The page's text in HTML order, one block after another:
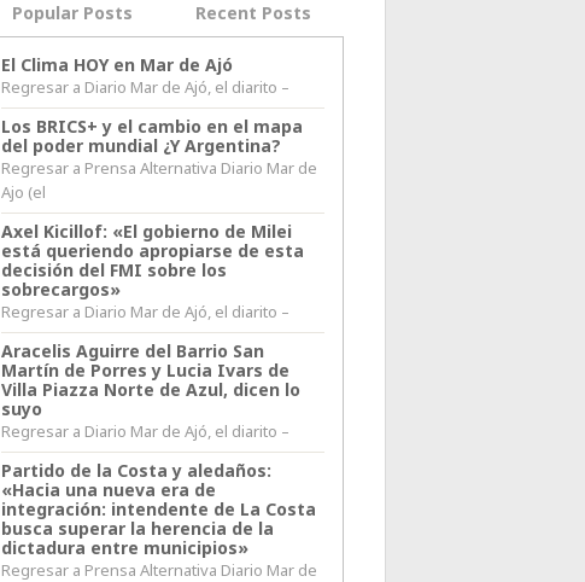
Popular Posts Recent Posts
El Clima HOY en Mar de Ajó
Regresar a Diario Mar de Ajó, el diarito –
Los BRICS+ y el cambio en el mapa
del poder mundial ¿Y Argentina?
Regresar a Prensa Alternativa Diario Mar de
Ajo (el
Axel Kicillof: «El gobierno de Milei
está queriendo apropiarse de esta
decisión del FMI sobre los
sobrecargos»
Regresar a Diario Mar de Ajó, el diarito –
Aracelis Aguirre del Barrio San
Martín de Porres y Lucia Ivars de
Villa Piazza Norte de Azul, dicen lo
suyo
Regresar a Diario Mar de Ajó, el diarito –
Partido de la Costa y aledaños:
«Hacia una nueva era de
integración: intendente de La Costa
busca superar la herencia de la
dictadura entre municipios»
Regresar a Prensa Alternativa Diario Mar de